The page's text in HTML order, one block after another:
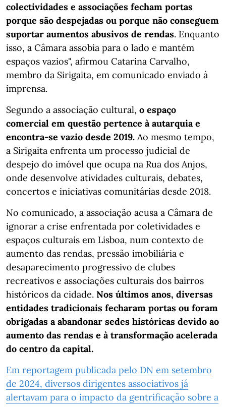
colectividades e associações fecham portas
porque são despejadas ou porque não conseguem
suportar aumentos abusivos de rendas. Enquanto
isso, a Câmara assobia para o lado e mantém
espaços vazios", afirmou Catarina Carvalho,
membro da Sirigaita, em comunicado enviado à
imprensa.
Segundo a associação cultural, o espaço
comercial em questão pertence à autarquia e
encontra-se vazio desde 2019. Ao mesmo tempo,
a Sirigaita enfrenta um processo judicial de
despejo do imóvel que ocupa na Rua dos Anjos,
onde desenvolve atividades culturais, debates,
concertos e iniciativas comunitárias desde 2018.
No comunicado, a associação acusa a Câmara de
ignorar a crise enfrentada por coletividades e
espaços culturais em Lisboa, num contexto de
aumento das rendas, pressão imobiliária e
desaparecimento progressivo de clubes
recreativos e associações culturais dos bairros
históricos da cidade. Nos últimos anos, diversas
entidades tradicionais fecharam portas ou foram
obrigadas a abandonar sedes históricas devido ao
aumento das rendas e à transformação acelerada
do centro da capital.
Em reportagem publicada pelo DN em setembro
de 2024, diversos dirigentes associativos já
alertavam para o impacto da gentrificação sobre a